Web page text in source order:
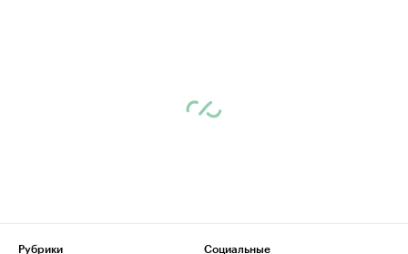
Рубрики
Социальные